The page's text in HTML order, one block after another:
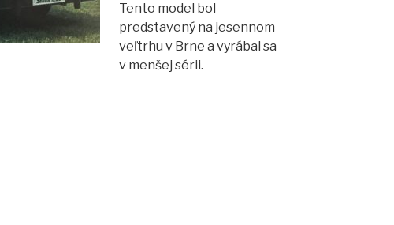
Tento model bol
predstavený na jesennom
veľtrhu v Brne a vyrábal sa
v menšej sérii.